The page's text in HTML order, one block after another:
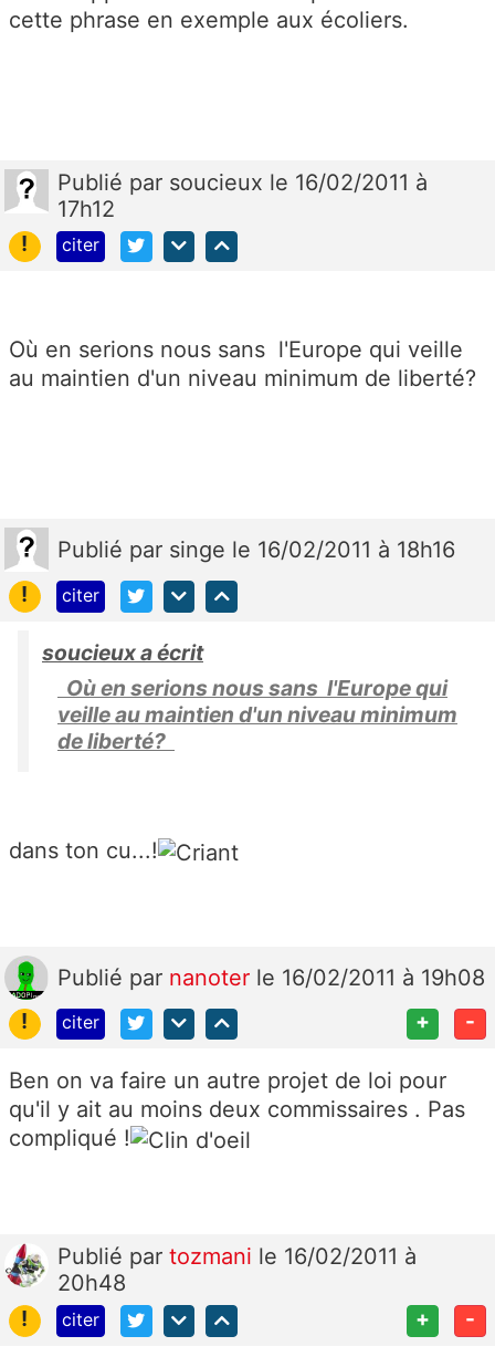
cette phrase en exemple aux écoliers.
Publié par soucieux le 16/02/2011 à
17h12
!
citer
Où en serions nous sans l'Europe qui veille
au maintien d'un niveau minimum de liberté?
Publié par singe le 16/02/2011 à 18h16
!
citer
soucieux a écrit
Où en serions nous sans l'Europe qui
veille au maintien d'un niveau minimum
de liberté?
dans ton cu...!
Publié par nanoter le 16/02/2011 à 19h08
!
citer + -
Ben on va faire un autre projet de loi pour
qu'il y ait au moins deux commissaires . Pas
compliqué !
Publié par tozmani le 16/02/2011 à
20h48
!
citer + -